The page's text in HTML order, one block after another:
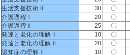
生活支援技術Ⅱ
30 〇
介護過程Ⅰ
20 〇
介護過程Ⅱ
25 〇
発達と老化の理解Ⅰ
10 〇
発達と老化の理解Ⅱ
20 〇
認知症の理解Ⅰ
10 〇